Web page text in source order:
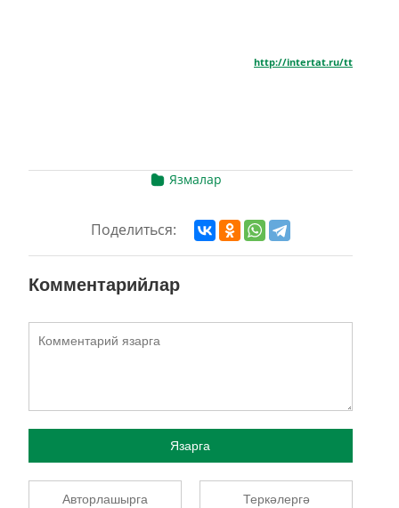
http://intertat.ru/tt
Язмалар
Поделиться:
Комментарийлар
Язарга
Авторлашырга Теркәлергә